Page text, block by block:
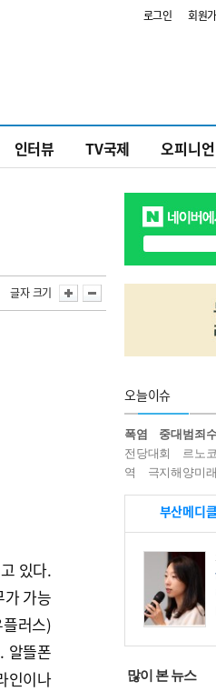
로그인 회원
인터뷰 TV국제 오피니언
글자 크기
있다.
가능
러스)
알뜰폰
인이나
오늘이슈
폭염 중대범죄
전당대회
르노
역
극지해양미
부산메디
많이 본 뉴스